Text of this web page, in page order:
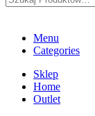
Menu
Categories
Sklep
Home
Outlet